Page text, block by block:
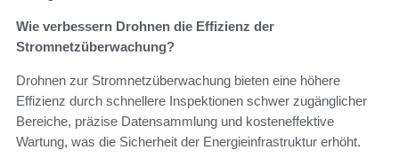
Wie verbessern Drohnen die Effizienz der
Stromnetzüberwachung?
Drohnen zur Stromnetzüberwachung bieten eine höhere
Effizienz durch schnellere Inspektionen schwer zugänglicher
Bereiche, präzise Datensammlung und kosteneffektive
Wartung, was die Sicherheit der Energieinfrastruktur erhöht.